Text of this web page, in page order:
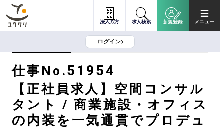
法人の方 求人検索 新規登録 メニュー
ログイン
仕事No.51954
【正社員求人】空間コンサル
タント / 商業施設・オフィス
の内装を一気通貫でプロデュ